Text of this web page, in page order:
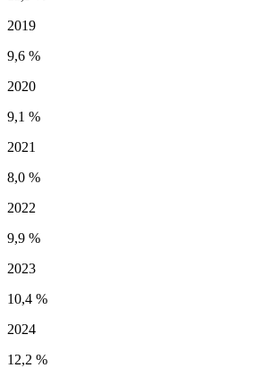
2019
9,6 %
2020
9,1 %
2021
8,0 %
2022
9,9 %
2023
10,4 %
2024
12,2 %